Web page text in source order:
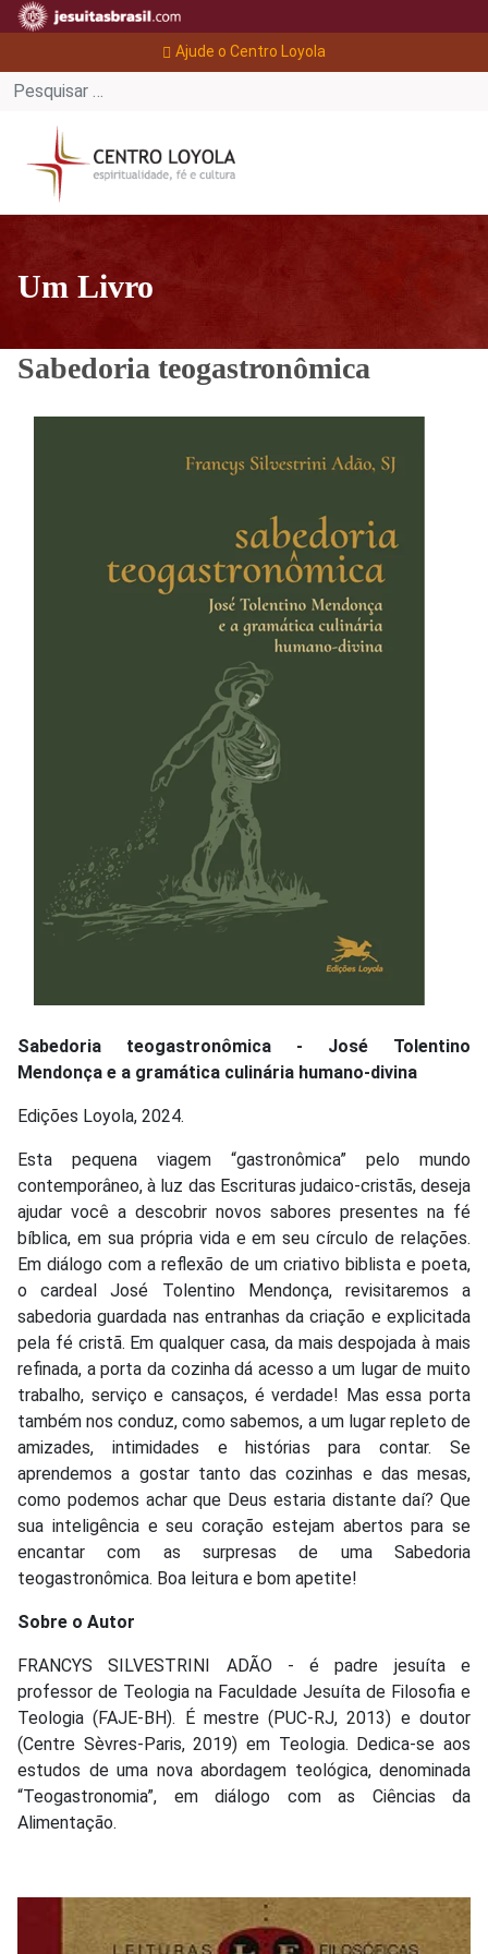
Ajude o Centro Loyola
Um Livro
Sabedoria teogastronômica
Sabedoria teogastronômica - José Tolentino
Mendonça e a gramática culinária humano-divina
Edições Loyola, 2024.
Esta pequena viagem “gastronômica” pelo mundo
contemporâneo, à luz das Escrituras judaico-cristãs, deseja
ajudar você a descobrir novos sabores presentes na fé
bíblica, em sua própria vida e em seu círculo de relações.
Em diálogo com a reflexão de um criativo biblista e poeta,
o cardeal José Tolentino Mendonça, revisitaremos a
sabedoria guardada nas entranhas da criação e explicitada
pela fé cristã. Em qualquer casa, da mais despojada à mais
refinada, a porta da cozinha dá acesso a um lugar de muito
trabalho, serviço e cansaços, é verdade! Mas essa porta
também nos conduz, como sabemos, a um lugar repleto de
amizades, intimidades e histórias para contar. Se
aprendemos a gostar tanto das cozinhas e das mesas,
como podemos achar que Deus estaria distante daí? Que
sua inteligência e seu coração estejam abertos para se
encantar com as surpresas de uma Sabedoria
teogastronômica. Boa leitura e bom apetite!
Sobre o Autor
FRANCYS SILVESTRINI ADÃO - é padre jesuíta e
professor de Teologia na Faculdade Jesuíta de Filosofia e
Teologia (FAJE-BH). É mestre (PUC-RJ, 2013) e doutor
(Centre Sèvres-Paris, 2019) em Teologia. Dedica-se aos
estudos de uma nova abordagem teológica, denominada
“Teogastronomia”, em diálogo com as Ciências da
Alimentação.